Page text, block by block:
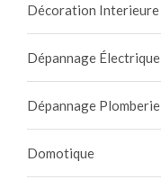
Décoration Interieure
Dépannage Électrique
Dépannage Plomberie
Domotique